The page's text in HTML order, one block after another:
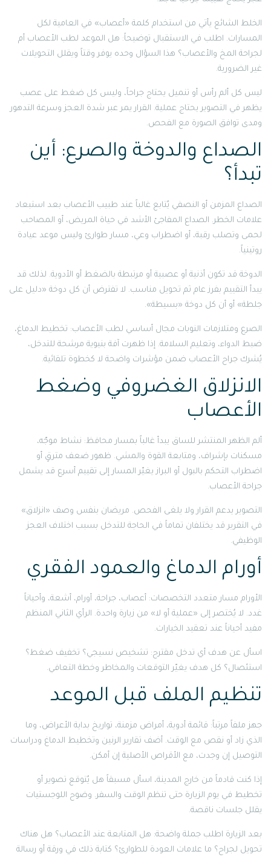
الخلط الشائع يأتي من استخدام كلمة «أعصاب» في العامية لكل
المسارات. اطلب في الاستقبال توضيحاً: هل الموعد لطب الأعصاب أم
لجراحة المخ والأعصاب؟ هذا السؤال وحده يوفر وقتاً ويقلل التحويلات
غير الضرورية.
ليس كل ألم رأس أو تنميل يحتاج جراحاً، وليس كل ضغط على عصب
يظهر في التصوير يحتاج عملية. القرار يمر عبر شدة العجز وسرعة التدهور
ومدى توافق الصورة مع الفحص.
الصداع والدوخة والصرع: أين
تبدأ؟
الصداع المزمن أو النصفي يُتابع غالباً عند طبيب الأعصاب بعد استبعاد
علامات الخطر. الصداع المفاجئ الأشد في حياة المريض، أو المصاحب
لحمى وتصلب رقبة، أو اضطراب وعي، مسار طوارئ وليس موعد عيادة
روتينياً.
الدوخة قد تكون أذنية أو عصبية أو مرتبطة بالضغط أو الأدوية. لذلك قد
يبدأ التقييم بفرز عام ثم تحويل مناسب. لا تفترض أن كل دوخة «دليل على
جلطة» أو أن كل دوخة «بسيطة».
الصرع ومتلازمات النوبات مجال أساسي لطب الأعصاب: تخطيط الدماغ،
ضبط الدواء، وتعليم السلامة. إذا ظهرت آفة بنيوية مرشحة للتدخل،
يُشرك جراح الأعصاب ضمن مؤشرات واضحة لا كخطوة تلقائية.
الانزلاق الغضروفي وضغط
الأعصاب
ألم الظهر المنتشر للساق يبدأ غالباً بمسار محافظ: نشاط موجّه،
مسكنات بإشراف، ومتابعة القوة والمشي. ظهور ضعف مترقٍ أو
اضطراب التحكم بالبول أو البراز يغيّر المسار إلى تقييم أسرع قد يشمل
جراحة الأعصاب.
التصوير يدعم القرار ولا يلغى الفحص. مريضان بنفس وصف «انزلاق»
في التقرير قد يختلفان تماماً في الحاجة للتدخل بسبب اختلاف العجز
الوظيفي.
أورام الدماغ والعمود الفقري
الأورام مسار متعدد التخصصات: أعصاب، جراحة، أورام، أشعة، وأحياناً
غدد. لا يُختصر إلى «عملية أو لا» من زيارة واحدة. الرأي الثاني المنظم
مفيد أحياناً عند تعقيد الخيارات.
اسأل عن هدف أي تدخل مقترح: تشخيص نسيجي؟ تخفيف ضغط؟
استئصال؟ كل هدف يغيّر التوقعات والمخاطر وخطة التعافي.
تنظيم الملف قبل الموعد
جهز ملفاً مرتباً: قائمة أدوية، أمراض مزمنة، تواريخ بداية الأعراض، وما
الذي زاد أو نقص مع الوقت. أضف تقارير الرنين وتخطيط الدماغ ودراسات
التوصيل إن وجدت، مع الأقراص الأصلية إن أمكن.
إذا كنت قادماً من خارج المدينة، اسأل مسبقاً هل يُتوقع تصوير أو
تخطيط في يوم الزيارة حتى تنظم الوقت والسفر. وضوح اللوجستيات
يقلل جلسات ناقصة.
بعد الزيارة اطلب جملة واضحة: هل المتابعة عند الأعصاب؟ هل هناك
تحويل لجراح؟ ما علامات العودة للطوارئ؟ كتابة ذلك في ورقة أو رسالة